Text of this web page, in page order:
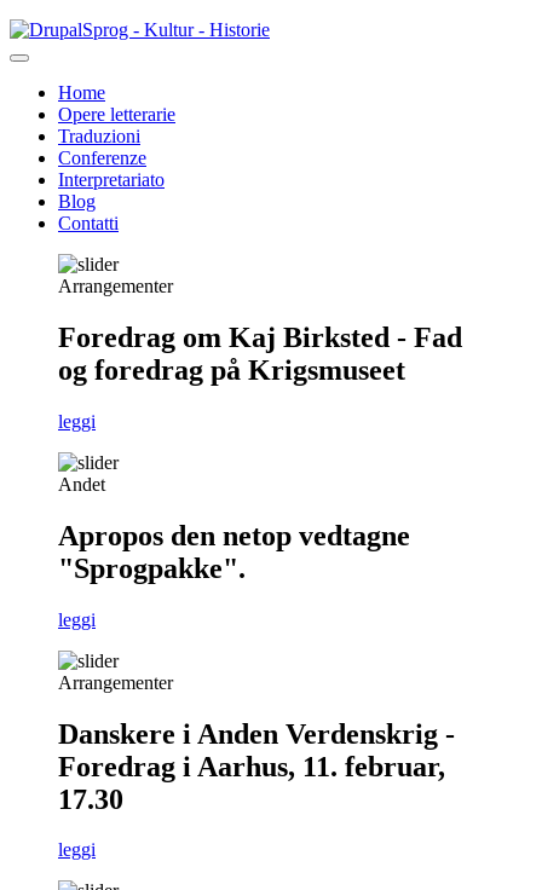
Salta
al
principale
Sprog - Kultur - Historie
Primær
navigation
Home
Opere letterarie
Traduzioni
Conferenze
Interpretariato
Blog
Contatti
Arrangementer
Foredrag om Kaj Birksted - Fad
og foredrag på Krigsmuseet
leggi
Andet
Apropos den netop vedtagne
"Sprogpakke".
leggi
Arrangementer
Danskere i Anden Verdenskrig -
Foredrag i Aarhus, 11. februar,
17.30
leggi